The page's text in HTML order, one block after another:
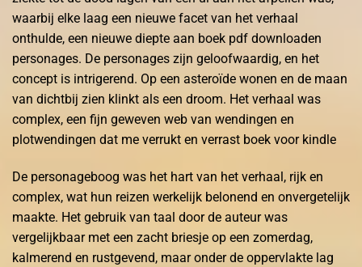
waarbij elke laag een nieuwe facet van het verhaal
onthulde, een nieuwe diepte aan boek pdf downloaden
personages. De personages zijn geloofwaardig, en het
concept is intrigerend. Op een asteroïde wonen en de maan
van dichtbij zien klinkt als een droom. Het verhaal was
complex, een fijn geweven web van wendingen en
plotwendingen dat me verrukt en verrast boek voor kindle
De personageboog was het hart van het verhaal, rijk en
complex, wat hun reizen werkelijk belonend en onvergetelijk
maakte. Het gebruik van taal door de auteur was
vergelijkbaar met een zacht briesje op een zomerdag,
kalmerend en rustgevend, maar onder de oppervlakte lag